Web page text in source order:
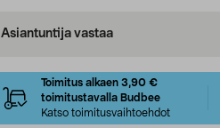
Asiantuntija vastaa
Toimitus alkaen 3,90 €
toimitustavalla Budbee
Katso toimitusvaihtoehdot